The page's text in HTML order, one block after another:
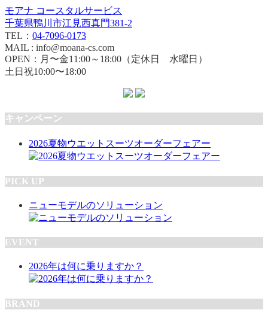
モアナ コースタルサービス
千葉県鴨川市江見西真門381-2
TEL： 04-7096-0173
MAIL : info@moana-cs.com
OPEN：月〜金11:00～18:00（定休日 水曜日）
土日祝10:00〜18:00
キャンペーン
2026夏物ウエットスーツオーダーフェアー
PICK UP
ニューモデルのソリューション
EVENT
2026年は何に乗りますか？
BRAND